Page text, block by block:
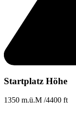
Startplatz Höhe
1350 m.ü.M /4400 ft